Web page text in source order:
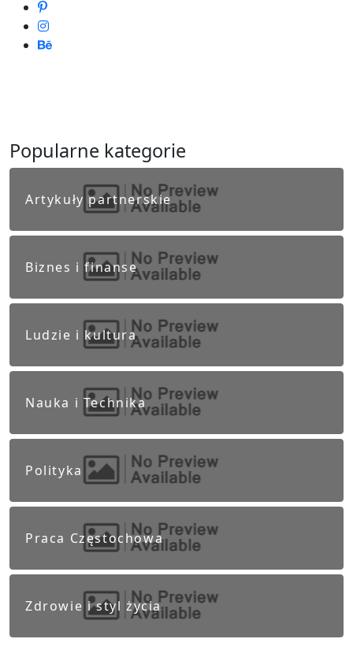
Popularne kategorie
Artykuły partnerskie
Biznes i finanse
Ludzie i kultura
Nauka i Technika
Polityka
Praca Częstochowa
Zdrowie i styl życia